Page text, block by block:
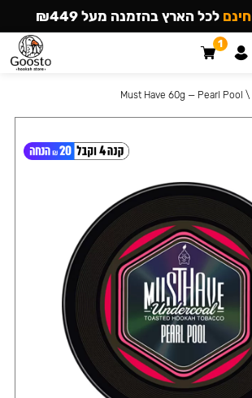
\
Must Have 60g — Pearl Pool
חינם לכל הארץ בהזמנה מעל ₪449
1